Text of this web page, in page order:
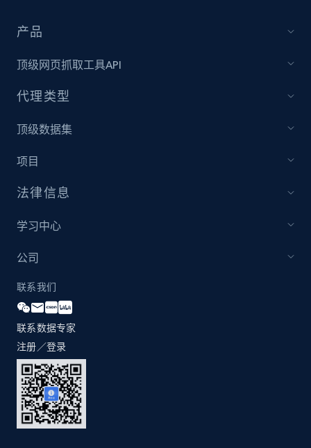
产品
顶级网页抓取工具API
代理类型
顶级数据集
项目
法律信息
学习中心
公司
联系我们
联系数据专家
注册／登录